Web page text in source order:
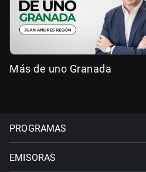
Más de uno Granada
PROGRAMAS
EMISORAS